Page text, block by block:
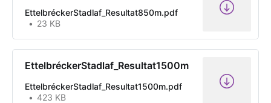
EttelbréckerStadlaf_Resultat850m.pdf
23 KB
EttelbréckerStadlaf_Resultat1500m
EttelbréckerStadlaf_Resultat1500m.pdf
423 KB